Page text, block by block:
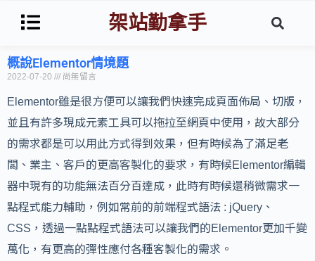
架站勤拿手
概說Elementor情境題
2022-07-20 尚無留言
Elementor雖是很方便可以讓我們快速完成頁面佈局、切版，
並且有許多現成元素工具可以拖拉至網頁中使用，故大部分
的需求都是可以用此方式得到效果，但有時候為了滿足老
闆、業主、客戶的更高客製化的要求，有時候Elementor編輯
器中現有的功能無法百分百達成，此時有時候還稍微需求一
點程式能力輔助，例如常前的前端程式語法 : jQuery、
CSS，透過一點點程式語法可以讓我們的Elementor更加千變
萬化，有更高的彈性應付各種客製化的需求。